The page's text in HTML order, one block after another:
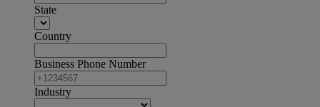
State
Country
Business Phone Number
Industry